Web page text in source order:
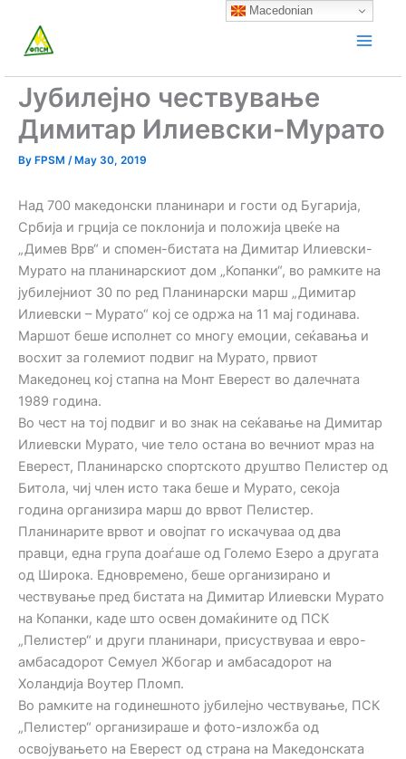
content
Јубилејно чествување
Димитар Илиевски-Мурато
By FPSM / May 30, 2019
Над 700 македонски планинари и гости од Бугарија,
Србија и грција се поклонија и положија цвеќе на
„Димев Врв“ и спомен-бистата на Димитар Илиевски-
Мурато на планинарскиот дом „Копанки“, во рамките на
јубилејниот 30 по ред Планинарски марш „Димитар
Илиевски – Мурато“ кој се одржа на 11 мај годинава.
Маршот беше исполнет со многу емоции, сеќавања и
восхит за големиот подвиг на Мурато, првиот
Македонец кој стапна на Монт Еверест во далечната
1989 година.
Во чест на тој подвиг и во знак на сеќавање на Димитар
Илиевски Мурато, чие тело остана во вечниот мраз на
Еверест, Планинарско спортското друштво Пелистер од
Битола, чиј член исто така беше и Мурато, секоја
година организира марш до врвот Пелистер.
Планинарите врвот и овојпат го искачуваа од два
правци, една група доаѓаше од Големо Езеро а другата
од Широка. Едновремено, беше организирано и
чествување пред бистата на Димитар Илиевски Мурато
на Копанки, каде што освен домаќините од ПСК
„Пелистер“ и други планинари, присуствуваа и евро-
амбасадорот Семуел Жбогар и амбасадорот на
Холандија Воутер Пломп.
Во рамките на годинешното јубилејно чествување, ПСК
„Пелистер“ организираше и фото-изложба од
освојувањето на Еверест од страна на Македонската
Macedonian